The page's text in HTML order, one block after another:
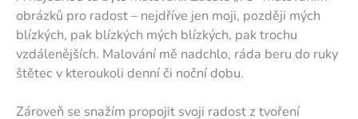
obrázků pro radost – nejdříve jen moji, později mých
blízkých, pak blízkých mých blízkých, pak trochu
vzdálenějších. Malování mě nadchlo, ráda beru do ruky
štětec v kteroukoli denní či noční dobu.
Zároveň se snažím propojit svoji radost z tvoření